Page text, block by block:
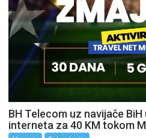
BH Telecom uz navijače BiH
interneta za 40 KM tokom